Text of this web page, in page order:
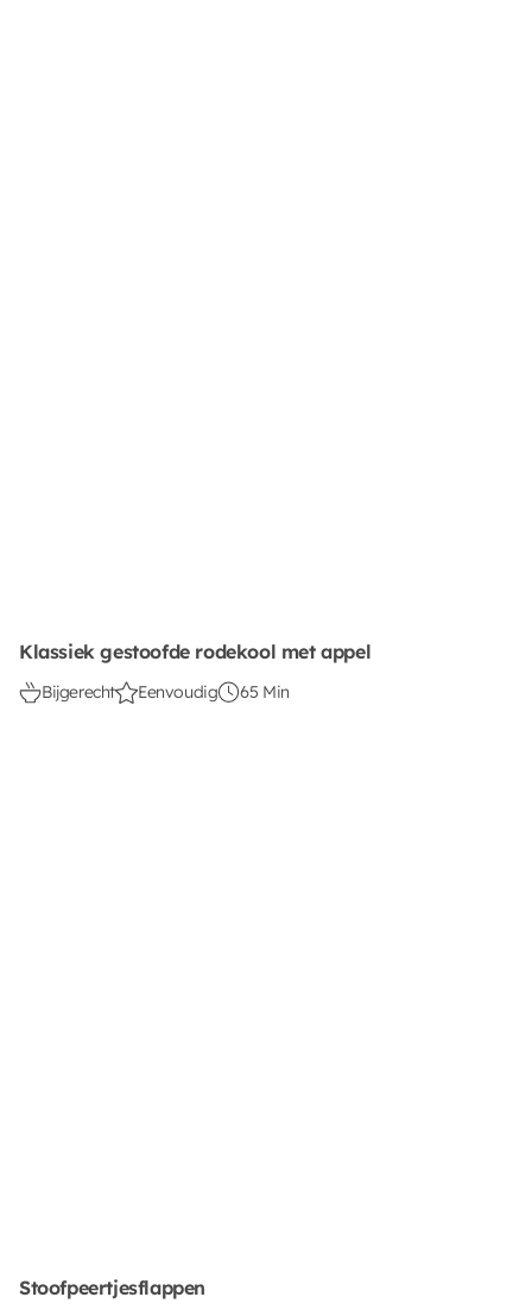
Klassiek gestoofde rodekool met appel
Bijgerecht Eenvoudig 65 Min
Stoofpeertjesflappen